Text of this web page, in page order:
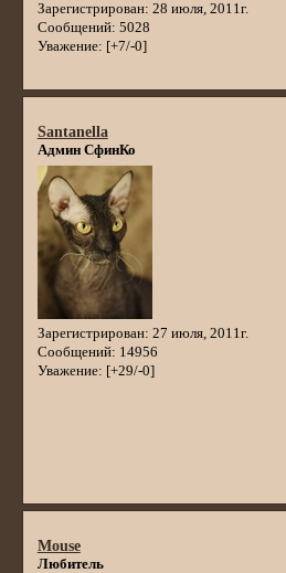
Зарегистрирован: 28 июля, 2011г.
Сообщений: 5028
Уважение: [+7/-0]
Santanella
Админ СфинКо
Зарегистрирован: 27 июля, 2011г.
Сообщений: 14956
Уважение: [+29/-0]
Mouse
Любитель